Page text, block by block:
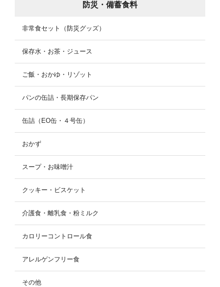
防災・備蓄食料
非常食セット（防災グッズ）
保存水・お茶・ジュース
ご飯・おかゆ・リゾット
パンの缶詰・長期保存パン
缶詰（EO缶・４号缶）
おかず
スープ・お味噌汁
クッキー・ビスケット
介護食・離乳食・粉ミルク
カロリーコントロール食
アレルゲンフリー食
その他